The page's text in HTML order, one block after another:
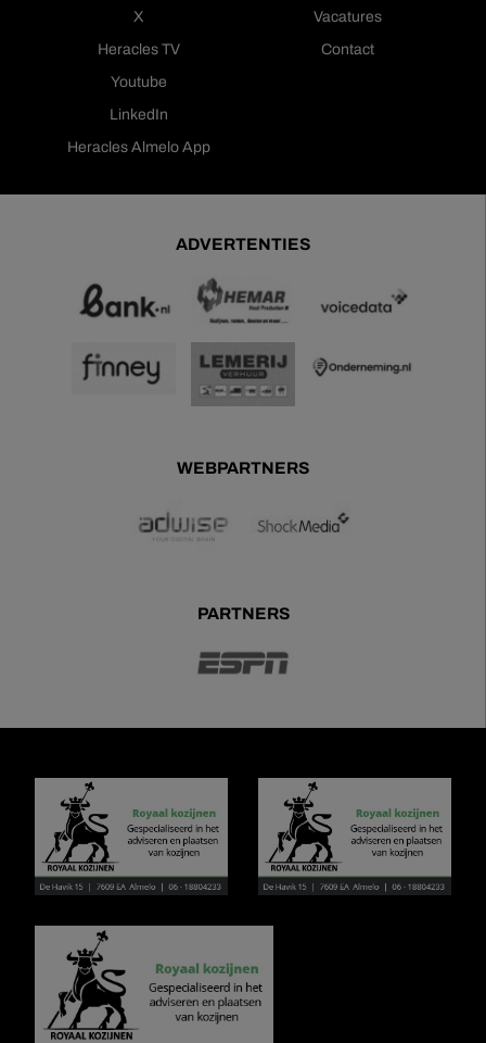
X
Heracles TV
Youtube
LinkedIn
Heracles Almelo App
Vacatures
Contact
ADVERTENTIES
WEBPARTNERS
PARTNERS